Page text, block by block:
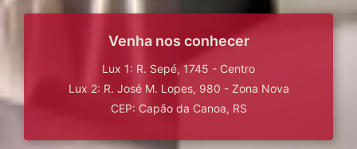
Venha nos conhecer
Lux 1: R. Sepé, 1745 - Centro
Lux 2: R. José M. Lopes, 980 - Zona Nova
CEP: Capão da Canoa, RS